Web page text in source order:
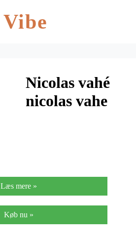
Vibe
Nicolas vahé
nicolas vahe
Læs mere »
Køb nu »